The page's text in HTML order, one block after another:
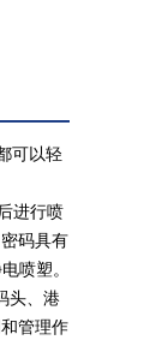
可以轻
进行喷
码具有
喷塑。
头、港
管理作